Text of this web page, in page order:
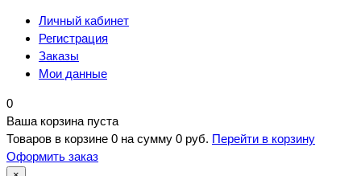
Личный кабинет
Регистрация
Заказы
Мои данные
0
Ваша корзина пуста
Товаров в корзине 0 на сумму 0 руб. Перейти в корзину
Оформить заказ